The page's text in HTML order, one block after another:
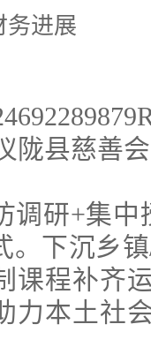
务进展
陇县慈善会
调研+集
。下沉乡
课程补齐
力本土社